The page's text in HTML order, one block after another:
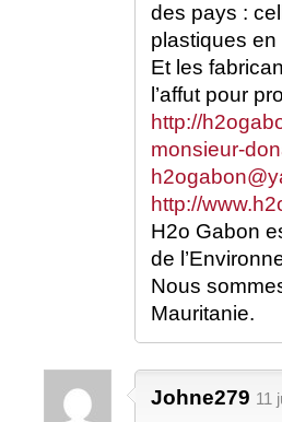
des pays :
plastiques en
Et les
l’affut pour
http://
monsieur-
http://
H2o Gabon
de
Nous
Mauritanie.
Johne279 11